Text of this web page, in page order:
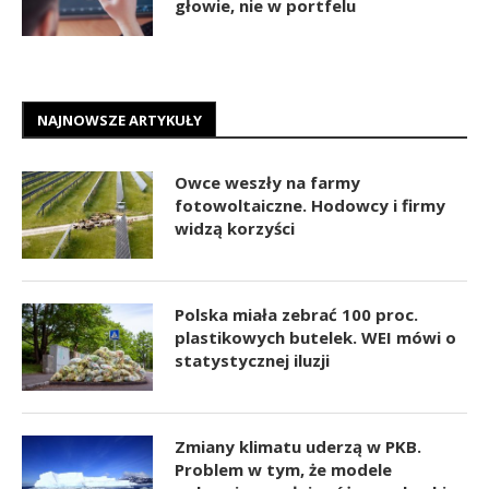
głowie, nie w portfelu
NAJNOWSZE ARTYKUŁY
Owce weszły na farmy
fotowoltaiczne. Hodowcy i firmy
widzą korzyści
Polska miała zebrać 100 proc.
plastikowych butelek. WEI mówi o
statystycznej iluzji
Zmiany klimatu uderzą w PKB.
Problem w tym, że modele